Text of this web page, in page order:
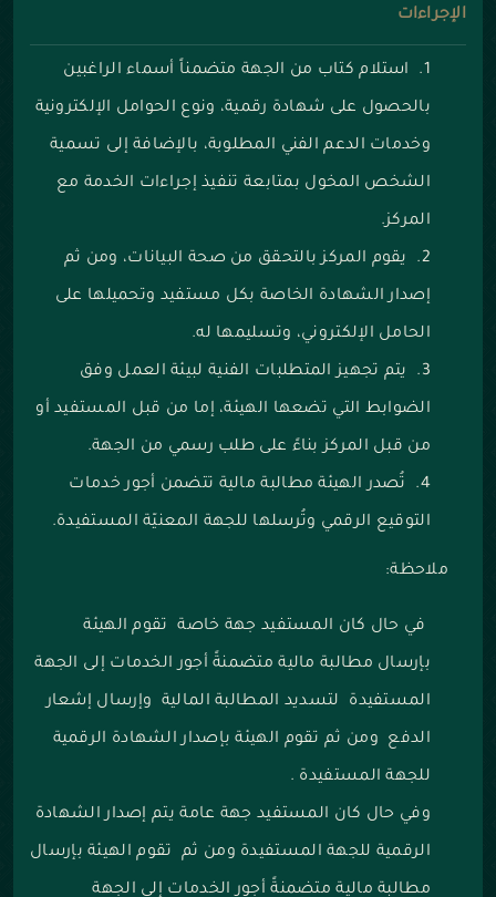
الإجراءات
استلام كتاب من الجهة متضمناً أسماء الراغبين
بالحصول على شهادة رقمية، ونوع الحوامل الإلكترونية
وخدمات الدعم الفني المطلوبة، بالإضافة إلى تسمية
الشخص المخول بمتابعة تنفيذ إجراءات الخدمة مع
المركز.
يقوم المركز بالتحقق من صحة البيانات، ومن ثم
إصدار الشهادة الخاصة بكل مستفيد وتحميلها على
الحامل الإلكتروني، وتسليمها له.
يتم تجهيز المتطلبات الفنية لبيئة العمل وفق
الضوابط التي تضعها الهيئة، إما من قبل المستفيد أو
من قبل المركز بناءً على طلب رسمي من الجهة.
تُصدر الهيئة مطالبة مالية تتضمن أجور خدمات
التوقيع الرقمي وتُرسلها للجهة المعنيّة المستفيدة.
ملاحظة:
في حال كان المستفيد جهة خاصة تقوم الهيئة
بإرسال مطالبة مالية متضمنةً أجور الخدمات إلى الجهة
المستفيدة لتسديد المطالبة المالية وإرسال إشعار
الدفع ومن ثم تقوم الهيئة بإصدار الشهادة الرقمية
للجهة المستفيدة .
وفي حال كان المستفيد جهة عامة يتم إصدار الشهادة
الرقمية للجهة المستفيدة ومن ثم تقوم الهيئة بإرسال
مطالبة مالية متضمنةً أجور الخدمات إلى الجهة